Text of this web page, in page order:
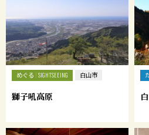
めぐる SIGHTSEEING 白山市
獅子吼高原